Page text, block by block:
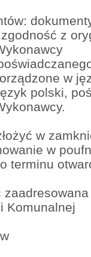
z
w
polski,
w
w
terminu
Komunalnej